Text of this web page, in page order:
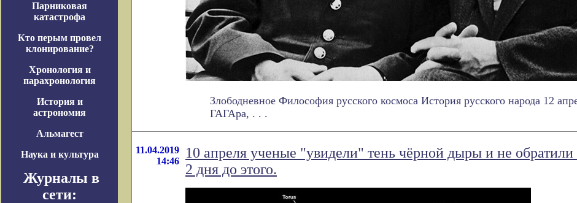
Парниковая
катастрофа
Кто перым провел
клонирование?
Хронология и
парахронология
История и
астрономия
Альмагест
Наука и культура
Журналы в
сети:
Злободневное Философия русского космоса История русского народа 12
ГАГАра, . . .
11.04.2019
14:46
10 апреля ученые "увидели" тень чёрной дыры и не
2 дня до этого.